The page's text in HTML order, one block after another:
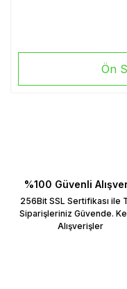
Ön
%100 Güvenli
256Bit SSL Sertifikası ile
Siparişleriniz Güvende.
Alışverişler